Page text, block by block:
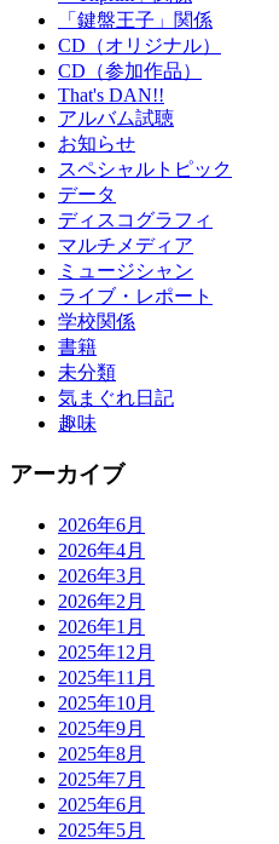
「鍵盤王子」関係
CD（オリジナル）
CD（参加作品）
That's DAN!!
アルバム試聴
お知らせ
スペシャルトピック
データ
ディスコグラフィ
マルチメディア
ミュージシャン
ライブ・レポート
学校関係
書籍
未分類
気まぐれ日記
趣味
アーカイブ
2026年6月
2026年4月
2026年3月
2026年2月
2026年1月
2025年12月
2025年11月
2025年10月
2025年9月
2025年8月
2025年7月
2025年6月
2025年5月